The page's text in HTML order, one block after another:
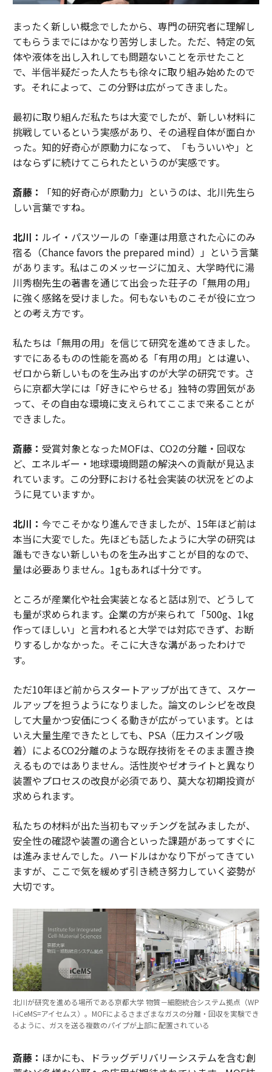
まったく新しい概念でしたから、専門の研究者に理解し
てもらうまでにはかなり苦労しました。ただ、特定の気
体や液体を出し入れしても問題ないことを示せたこと
で、半信半疑だった人たちも徐々に取り組み始めたので
す。それによって、この分野は広がってきました。
最初に取り組んだ私たちは大変でしたが、新しい材料に
挑戦しているという実感があり、その過程自体が面白か
った。知的好奇心が原動力になって、「もういいや」と
はならずに続けてこられたというのが実感です。
斎藤：
「知的好奇心が原動力」というのは、北川先生ら
しい言葉ですね。
北川： ルイ・パスツールの「幸運は用意された心にのみ
宿る（Chance favors the prepared mind）」という言葉
があります。私はこのメッセージに加え、大学時代に湯
川秀樹先生の著書を通じて出会った荘子の「無用の用」
に強く感銘を受けました。何もないものこそが役に立つ
との考え方です。
私たちは「無用の用」を信じて研究を進めてきました。
すでにあるものの性能を高める「有用の用」とは違い、
ゼロから新しいものを生み出すのが大学の研究です。さ
らに京都大学には「好きにやらせる」独特の雰囲気があ
って、その自由な環境に支えられてここまで来ることが
できました。
斎藤： 受賞対象となったMOFは、CO2の分離・回収な
ど、エネルギー・地球環境問題の解決への貢献が見込ま
れています。この分野における社会実装の状況をどのよ
うに見ていますか。
北川： 今でこそかなり進んできましたが、15年ほど前は
本当に大変でした。先ほども話したように大学の研究は
誰もできない新しいものを生み出すことが目的なので、
量は必要ありません。1gもあれば十分です。
ところが産業化や社会実装となると話は別で、どうして
も量が求められます。企業の方が来られて「500g、1kg
作ってほしい」と言われると大学では対応できず、お断
りするしかなかった。そこに大きな溝があったわけで
す。
ただ10年ほど前からスタートアップが出てきて、スケー
ルアップを担うようになりました。論文のレシピを改良
して大量かつ安価につくる動きが広がっています。とは
いえ大量生産できたとしても、PSA（圧力スイング吸
着）によるCO2分離のような既存技術をそのまま置き換
えるものではありません。活性炭やゼオライトと異なり
装置やプロセスの改良が必須であり、莫大な初期投資が
求められます。
私たちの材料が出た当初もマッチングを試みましたが、
安全性の確認や装置の適合といった課題があってすぐに
は進みませんでした。ハードルはかなり下がってきてい
ますが、ここで気を緩めず引き続き努力していく姿勢が
大切です。
北川が研究を進める場所である京都大学 物質－細胞統合システム拠点（WP
I-iCeMS=アイセムス）。MOFによるさまざまなガスの分離・回収を実験でき
るように、ガスを送る複数のパイプが上部に配置されている
斎藤： ほかにも、ドラッグデリバリーシステムを含む創